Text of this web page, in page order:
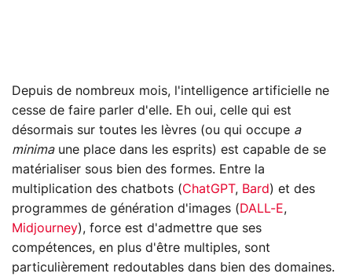
Depuis de nombreux mois, l'intelligence artificielle ne
cesse de faire parler d'elle. Eh oui, celle qui est
désormais sur toutes les lèvres (ou qui occupe a
minimaune place dans les esprits) est capable de se
matérialiser sous bien des formes. Entre la
multiplication des chatbots (ChatGPT, Bard) et des
programmes de génération d'images (DALL-E,
Midjourney), force est d'admettre que ses
compétences, en plus d'être multiples, sont
particulièrement redoutables dans bien des domaines.